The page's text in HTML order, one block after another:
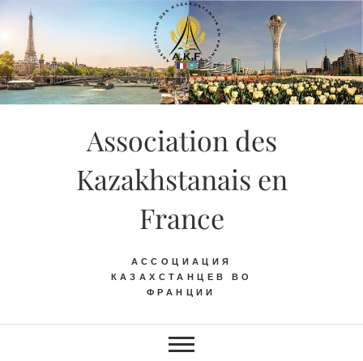
Skip
content
Association des
Kazakhstanais en
France
АССОЦИАЦИЯ
КАЗАХСТАНЦЕВ ВО
ФРАНЦИИ